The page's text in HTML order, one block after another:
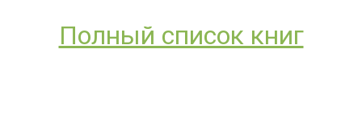
Полный список книг